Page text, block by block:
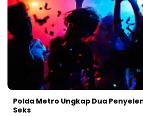
Polda Metro Ungkap Dua
Seks